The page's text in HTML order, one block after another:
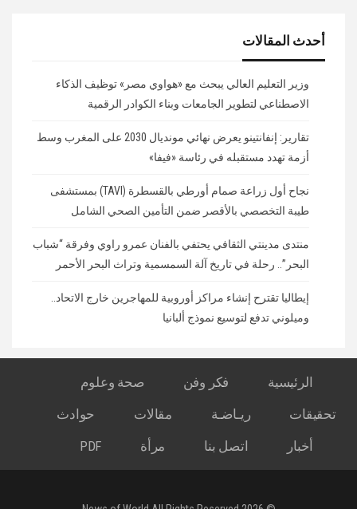
أحدث المقالات
وزير التعليم العالي يبحث مع «هواوي مصر» توظيف الذكاء
الاصطناعي لتطوير الجامعات وبناء الكوادر الرقمية
تقارير: إنفانتينو يعرض نهائي مونديال 2030 على المغرب وسط
أزمة تهدد مستقبله في رئاسة «فيفا»
نجاح أول زراعة صمام أورطي بالقسطرة (TAVI) بمستشفى
طيبة التخصصي بالأقصر ضمن التأمين الصحي الشامل
منتدى مدينتي الثقافي يحتفي بالفنان عمرو راوي وفرقة “شباب
البحر”.. رحلة في تاريخ آلة السمسمية وتراث البحر الأحمر
إيطاليا تقترح إنشاء مراكز أوروبية للمهاجرين خارج الاتحاد..
وميلوني تدفع لتوسيع نموذج ألبانيا
الرئيسية فكر وفن
صحة وعلوم
تحقيقات
ريـاضـة مقالات
حوادث
أخبار
اتصل بنا مرأة PDF